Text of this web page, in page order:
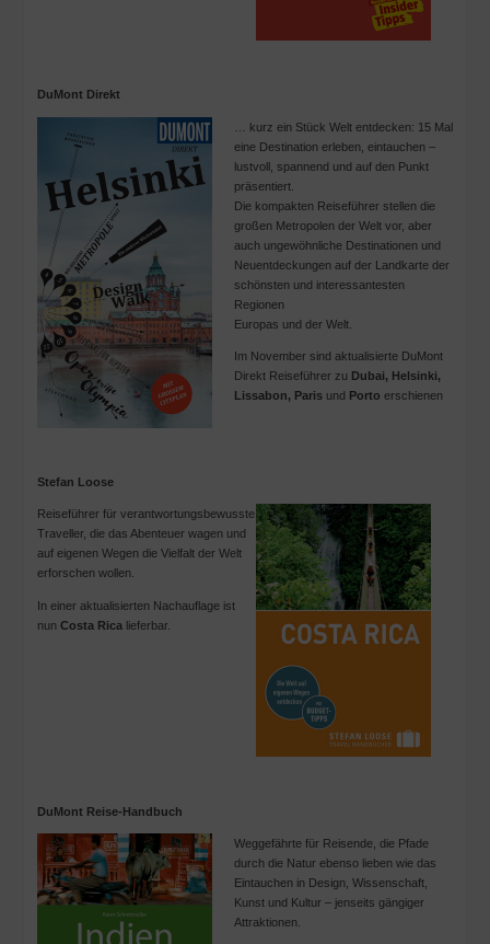
DuMont Direkt
… kurz ein Stück Welt entdecken: 15 Mal
eine Destination erleben, eintauchen –
lustvoll, spannend und auf den Punkt
präsentiert.
Die kompakten Reiseführer stellen die
großen Metropolen der Welt vor, aber
auch ungewöhnliche Destinationen und
Neuentdeckungen auf der Landkarte der
schönsten und interessantesten
Regionen
Europas und der Welt.
Im November sind aktualisierte DuMont
Direkt Reiseführer zu Dubai, Helsinki,
Lissabon, Parisund Porto erschienen
Stefan Loose
Reiseführer für verantwortungsbewusste
Traveller, die das Abenteuer wagen und
auf eigenen Wegen die Vielfalt der Welt
erforschen wollen.
In einer aktualisierten Nachauflage ist
nun Costa Ricalieferbar.
DuMont Reise-Handbuch
Weggefährte für Reisende, die Pfade
durch die Natur ebenso lieben wie das
Eintauchen in Design, Wissenschaft,
Kunst und Kultur – jenseits gängiger
Attraktionen.